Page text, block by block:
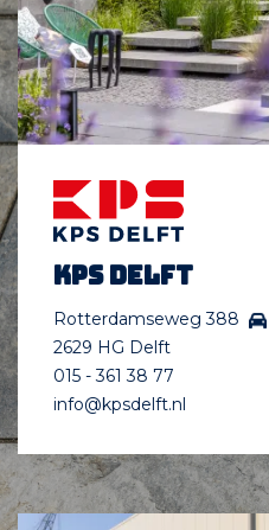
KPS Delft
Rotterdamseweg 388
2629 HG Delft
015 - 361 38 77
info@kpsdelft.nl